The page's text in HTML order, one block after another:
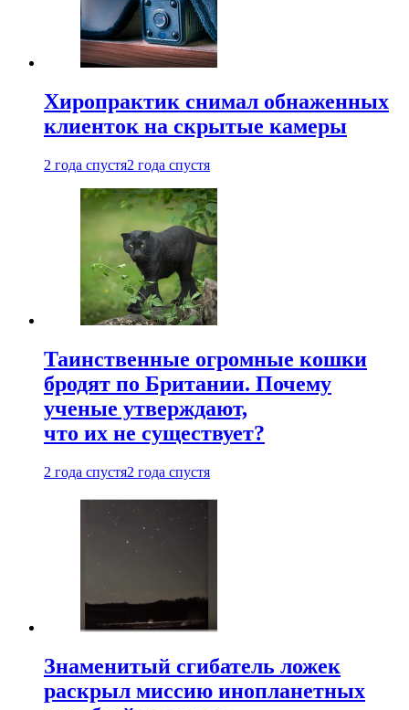
Хиропрактик снимал обнаженных
клиенток на скрытые камеры
2 года спустя2 года спустя
Таинственные огромные кошки
бродят по Британии. Почему
ученые утверждают,
что их не существует?
2 года спустя2 года спустя
Знаменитый сгибатель ложек
раскрыл миссию инопланетных